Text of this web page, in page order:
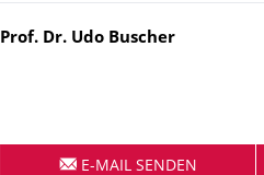
Name
Prof. Dr. Udo Buscher
E-MAIL SENDEN